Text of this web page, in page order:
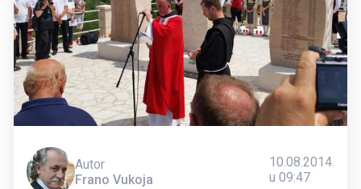
Autor
Frano Vukoja
10.08.2014.
u 09:47